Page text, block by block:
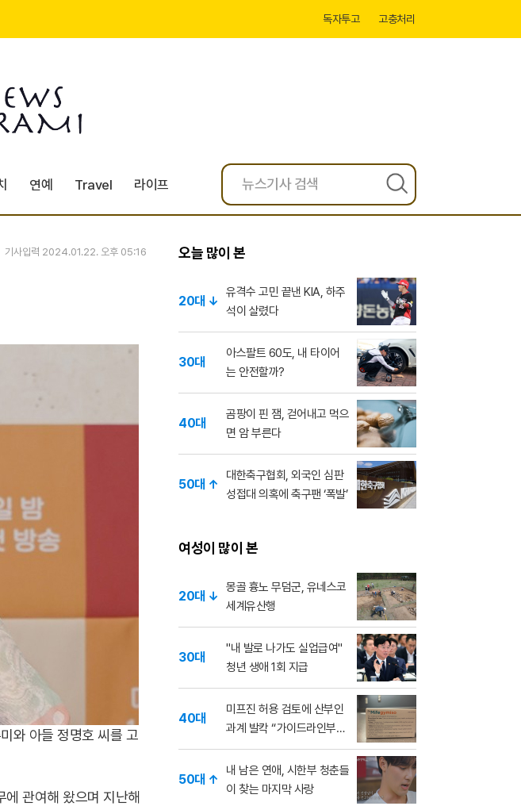
검
색
독자투고 고충처리
연예 Travel 라이프
기사입력 2024.01.22. 오후 05:16
와 아들 정명호 씨를 고
관여해 왔으며 지난해
오늘 많이 본
20대 ↓
유격수 고민 끝낸 KIA, 하주
석이 살렸다
30대
아스팔트 60도, 내 타이어
는 안전할까?
40대
곰팡이 핀 잼, 걷어내고 먹으
면 암 부른다
50대 ↑
대한축구협회, 외국인 심판
성접대 의혹에 축구팬 ‘폭발’
여성이 많이 본
20대 ↓
몽골 흉노 무덤군, 유네스코
세계유산행
30대
"내 발로 나가도 실업급여"
청년 생애 1회 지급
40대
미프진 허용 검토에 산부인
과계 발칵 “가이드라인부
터”
50대 ↑
내 남은 연애, 시한부 청춘들
이 찾는 마지막 사랑